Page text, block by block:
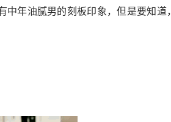
年油腻男的刻板印象，但是要知道，